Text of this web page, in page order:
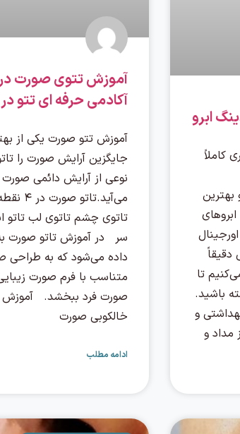
ابرو
کاملاً
بهترین
تا
باشید.
و
مداد و
آموزش تتوی صورت در
آکادمی حرفه ای تتو در
آموزش تتو صورت یکی از
جایگزین آرایش صورت را
نوعی از آرایش دائمی
تاتوی چشم تاتوی لب تاتو
سر در آموزش تاتو صورت
داده می‌شود که به طراحی
متناسب با فرم صورت
صورت فرد ببخشد. آموزش
خالکوبی صورت
ادامه مطلب